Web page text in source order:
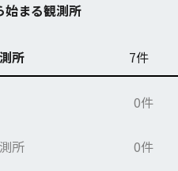
始まる観測所
所 7件
0件
所 0件